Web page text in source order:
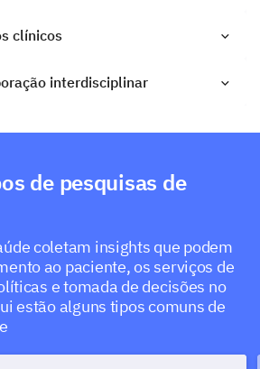
clínicos
interdisciplinar
de pesquisas de
coletam insights que podem
ao paciente, os serviços de
e tomada de decisões no
estão alguns tipos comuns de